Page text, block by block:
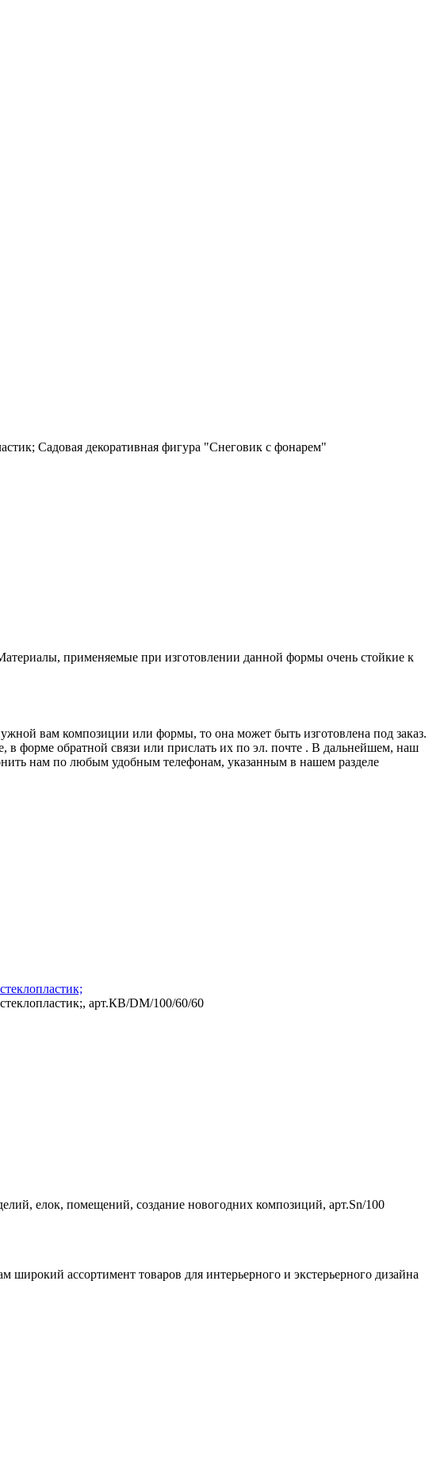
Садовая декоративная фигура "Снеговик с фонарем"
применяемые при изготовлении данной формы очень стойкие к
вам композиции или формы, то она может быть изготовлена под заказ.
форме обратной связи или прислать их по эл. почте . В дальнейшем, наш
нам по любым удобным телефонам, указанным в нашем разделе
арт.КВ/DM/100/60/60
елок, помещений, создание новогодних композиций, арт.Sn/100
ассортимент товаров для интерьерного и экстерьерного дизайна